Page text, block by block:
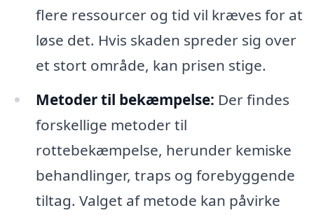
flere ressourcer og tid vil kræves for at
løse det. Hvis skaden spreder sig over
et stort område, kan prisen stige.
Metoder til bekæmpelse: Der findes
forskellige metoder til
rottebekæmpelse, herunder kemiske
behandlinger, traps og forebyggende
tiltag. Valget af metode kan påvirke